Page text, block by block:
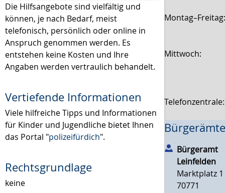
Die Hilfsangebote sind vielfältig und
können, je nach Bedarf, meist
telefonisch, persönlich oder online in
Anspruch genommen werden. Es
entstehen keine Kosten und Ihre
Angaben werden vertraulich behandelt.
Vertiefende Informationen
Viele hilfreiche Tipps und Informationen
für Kinder und Jugendliche bietet Ihnen
das Portal "polizeifürdich".
Rechtsgrundlage
keine
Mittwoch:
Bürgeramt
Leinfelden
Marktplatz 1
70771